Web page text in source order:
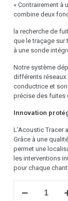
« Contrairement à
combine deux
la recherche de
que le traçage sur
à une sonde
Notre système
différents réseaux
conductrice et
précise des fuites
Innovation
L’Acoustic Tracer
Grâce à une
permet une
les interventions
pour chaque